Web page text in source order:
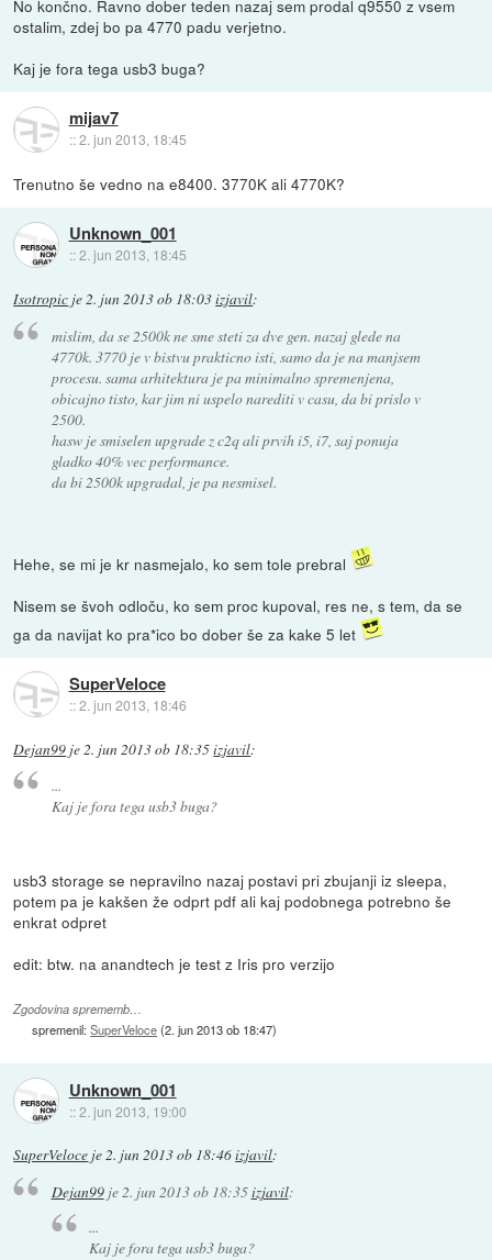
No končno. Ravno dober teden nazaj sem prodal q9550 z vsem
ostalim, zdej bo pa 4770 padu verjetno.
Kaj je fora tega usb3 buga?
mijav7
::2. jun 2013, 18:45
Trenutno še vedno na e8400. 3770K ali 4770K?
Unknown_001
::2. jun 2013, 18:45
Isotropic je2. jun 2013 ob 18:03izjavil:
mislim, da se 2500k ne sme steti za dve gen. nazaj glede na
4770k. 3770 je v bistvu prakticno isti, samo da je na manjsem
procesu. sama arhitektura je pa minimalno spremenjena,
obicajno tisto, kar jim ni uspelo narediti v casu, da bi prislo v
2500.
hasw je smiselen upgrade z c2q ali prvih i5, i7, saj ponuja
gladko 40% vec performance.
da bi 2500k upgradal, je pa nesmisel.
Hehe, se mi je kr nasmejalo, ko sem tole prebral
Nisem se švoh odloču, ko sem proc kupoval, res ne, s tem, da se
ga da navijat ko pra*ico bo dober še za kake 5 let
SuperVeloce
::2. jun 2013, 18:46
Dejan99 je2. jun 2013 ob 18:35izjavil:
...
Kaj je fora tega usb3 buga?
usb3 storage se nepravilno nazaj postavi pri zbujanji iz sleepa,
potem pa je kakšen že odprt pdf ali kaj podobnega potrebno še
enkrat odpret
edit: btw. na anandtech je test z Iris pro verzijo
Zgodovina sprememb…
spremenil:SuperVeloce(2. jun 2013 ob 18:47)
Unknown_001
::2. jun 2013, 19:00
SuperVeloce je2. jun 2013 ob 18:46izjavil:
Dejan99je 2. jun 2013 ob 18:35izjavil:
...
Kaj je fora tega usb3 buga?